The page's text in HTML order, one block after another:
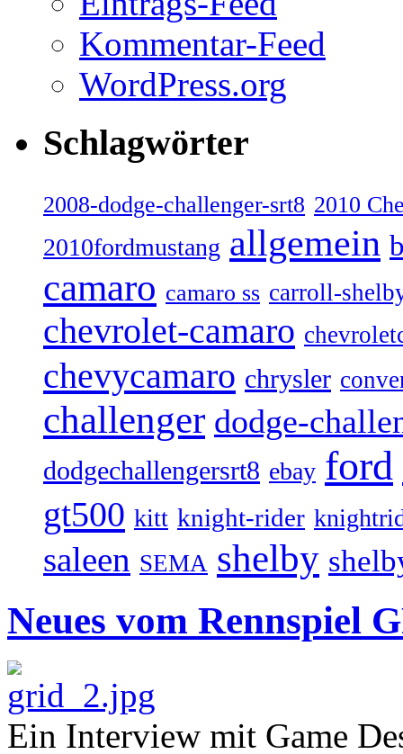
Kommentar-Feed
WordPress.org
Schlagwörter
2008-dodge-challenger-srt8 2010
2010fordmustang allgemein
camaro camaro ss carroll-
chevrolet-camaro
chevycamaro chrysler
challenger dodge-
dodgechallengersrt8 ebay ford
gt500 kitt knight-rider
saleen SEMA shelby
Neues vom Rennspiel
Ein Interview mit Game